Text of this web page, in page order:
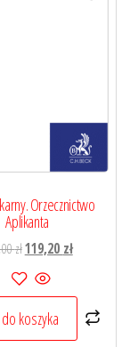
Orzecznictwo
Aplikanta
złPierwotna
cena
wynosiła:
149,00 zł.
119,20 złAktualna
119,20 zł.
koszyka